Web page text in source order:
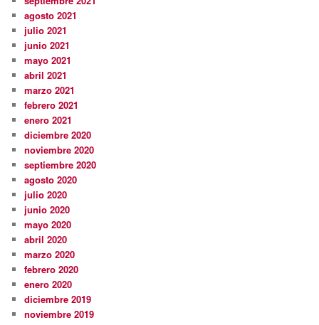
agosto 2021
julio 2021
junio 2021
mayo 2021
abril 2021
marzo 2021
febrero 2021
enero 2021
diciembre 2020
noviembre 2020
septiembre 2020
agosto 2020
julio 2020
junio 2020
mayo 2020
abril 2020
marzo 2020
febrero 2020
enero 2020
diciembre 2019
noviembre 2019